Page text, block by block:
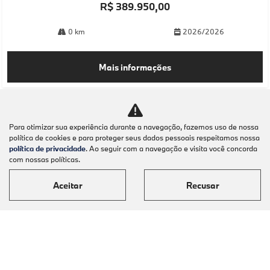
R$ 389.950,00
0 km 2026/2026
Mais informações
Para otimizar sua experiência durante a navegação, fazemos uso de nossa
política de cookies e para proteger seus dados pessoais respeitamos nossa
política de privacidade. Ao seguir com a navegação e visita você concorda
com nossas políticas.
Aceitar Recusar